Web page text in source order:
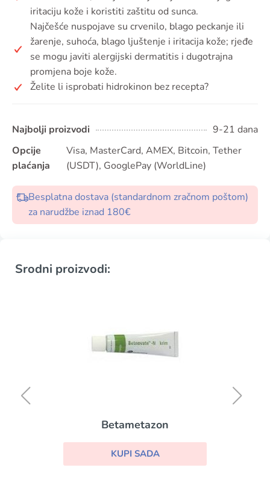
iritaciju kože i koristiti zaštitu od sunca.
Najčešće nuspojave su crvenilo, blago peckanje ili
žarenje, suhoća, blago ljuštenje i iritacija kože; rjeđe
se mogu javiti alergijski dermatitis i dugotrajna
promjena boje kože.
Želite li isprobati hidrokinon bez recepta?
Najbolji proizvodi
9-21 dana
Opcije
plaćanja
Visa, MasterCard, AMEX, Bitcoin, Tether
(USDT), GooglePay (WorldLine)
Besplatna dostava (standardnom zračnom poštom)
za narudžbe iznad 180€
Srodni proizvodi:
Betametazon
KUPI SADA